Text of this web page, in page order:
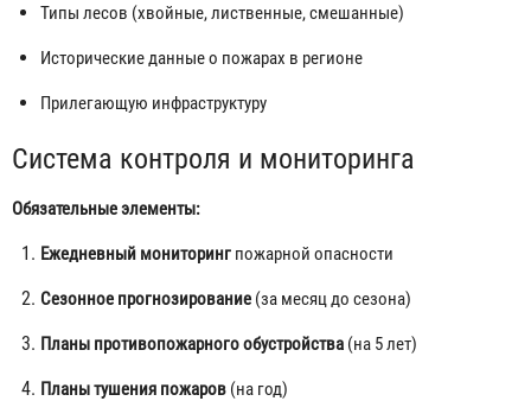
Типы лесов (хвойные, лиственные, смешанные)
Исторические данные о пожарах в регионе
Прилегающую инфраструктуру
Система контроля и мониторинга
Обязательные элементы:
Ежедневный мониторинг пожарной опасности
Сезонное прогнозирование (за месяц до сезона)
Планы противопожарного обустройства (на 5 лет)
Планы тушения пожаров (на год)